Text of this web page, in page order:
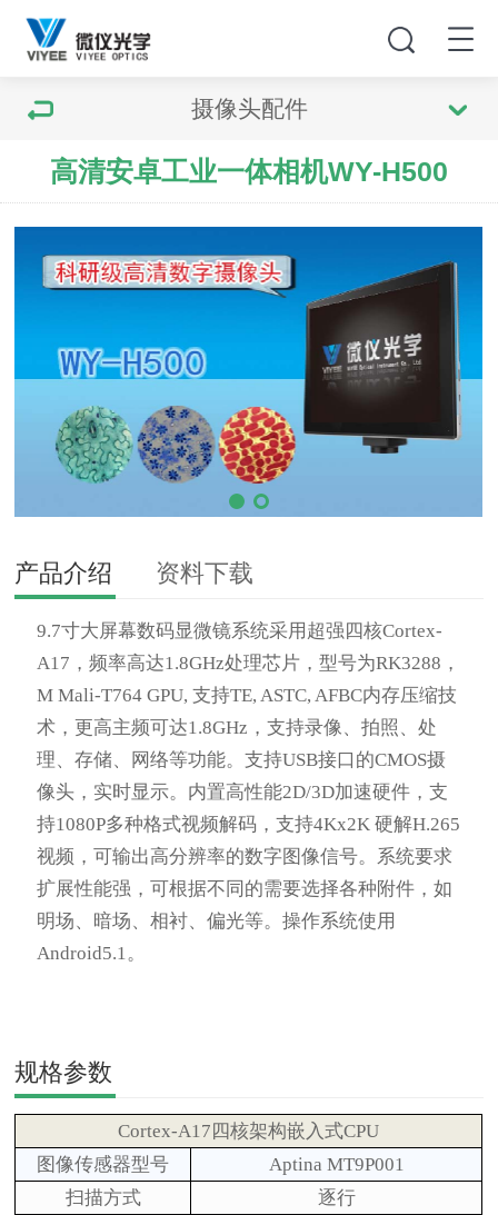
摄像头配件
高清安卓工业一体相机WY-H500
产品介绍 资料下载
9.7寸大屏幕数码显微镜系统采用超强四核Cortex-
A17，频率高达1.8GHz处理芯片，型号为RK3288，
M Mali-T764 GPU, 支持TE, ASTC, AFBC内存压缩技
术，更高主频可达1.8GHz，支持录像、拍照、处
理、存储、网络等功能。支持USB接口的CMOS摄
像头，实时显示。内置高性能2D/3D加速硬件，支
持1080P多种格式视频解码，支持4Kx2K 硬解H.265
视频，可输出高分辨率的数字图像信号。系统要求
扩展性能强，可根据不同的需要选择各种附件，如
明场、暗场、相衬、偏光等。操作系统使用
Android5.1。
规格参数
Cortex-A17四核架构嵌入式CPU
图像传感器型号
Aptina MT9P001
扫描方式
逐行